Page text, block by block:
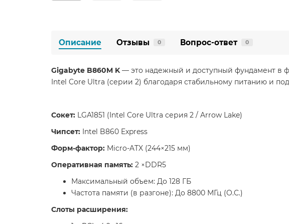
Описание Отзывы 0 Вопрос-ответ 0
Gigabyte B860M K— это надежный и доступный фундамент в
Intel Core Ultra (серии 2) благодаря стабильному питанию и
Сокет: LGA1851 (Intel Core Ultra серия 2 / Arrow Lake)
Чипсет: Intel B860 Express
Форм-фактор: Micro-ATX (244×215 мм)
Оперативная память: 2 ×DDR5
Максимальный объем: До 128 ГБ
Частота памяти (в разгоне): До 8800 МГц (O.C.)
Слоты расширения: